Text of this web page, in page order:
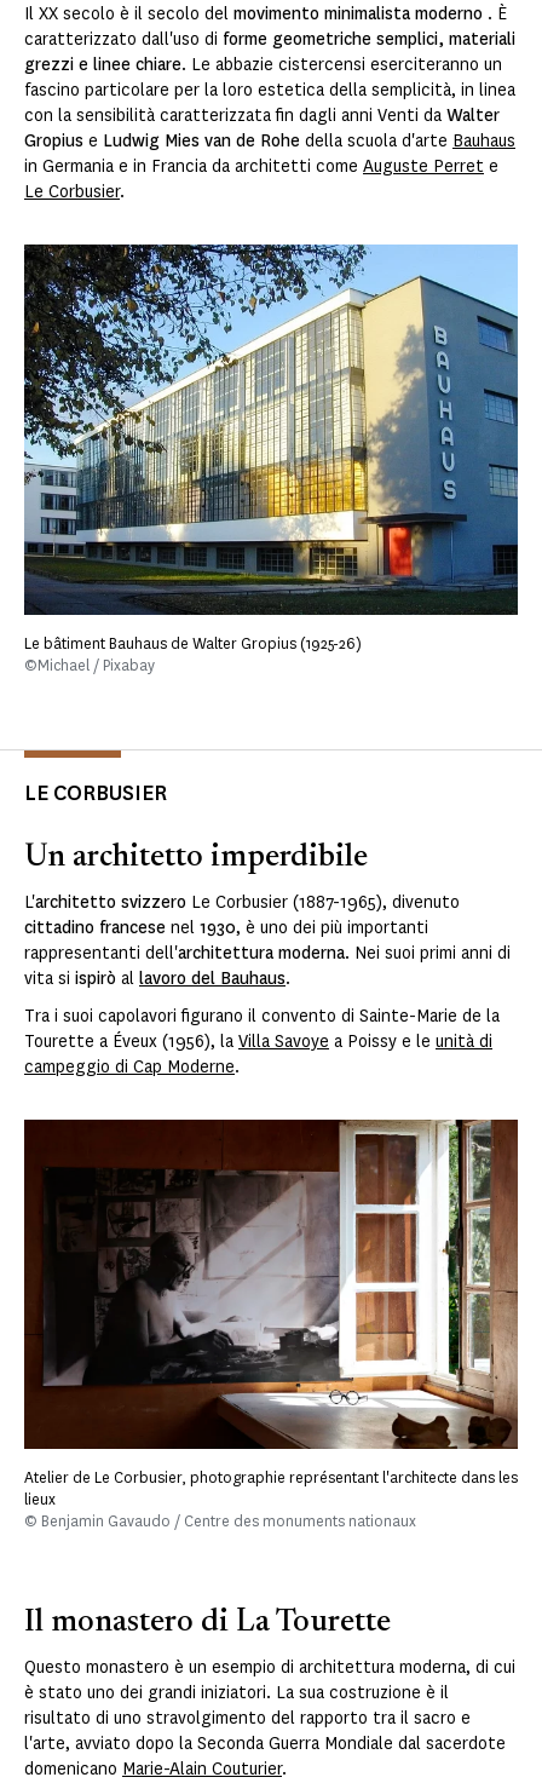
Il XX secolo è il secolo del movimento minimalista moderno . È
caratterizzato dall'uso di forme geometriche semplici, materiali
grezzi e linee chiare. Le abbazie cistercensi eserciteranno un
fascino particolare per la loro estetica della semplicità, in linea
con la sensibilità caratterizzata fin dagli anni Venti da Walter
Gropius e Ludwig Mies van de Rohe della scuola d'arte Bauhaus
in Germania e in Francia da architetti come Auguste Perret e
Le Corbusier.
Le bâtiment Bauhaus de Walter Gropius (1925-26)
©Michael / Pixabay
LE CORBUSIER
Un architetto imperdibile
L'architetto svizzero Le Corbusier (1887-1965), divenuto
cittadino francese nel 1930, è uno dei più importanti
rappresentanti dell'architettura moderna. Nei suoi primi anni di
vita si ispirò al lavoro del Bauhaus.
Tra i suoi capolavori figurano il convento di Sainte-Marie de la
Tourette a Éveux (1956), la Villa Savoye a Poissy e le unità di
campeggio di Cap Moderne.
Atelier de Le Corbusier, photographie représentant l'architecte dans les
lieux
© Benjamin Gavaudo / Centre des monuments nationaux
Il monastero di La Tourette
Questo monastero è un esempio di architettura moderna, di cui
è stato uno dei grandi iniziatori. La sua costruzione è il
risultato di uno stravolgimento del rapporto tra il sacro e
l'arte, avviato dopo la Seconda Guerra Mondiale dal sacerdote
domenicano Marie-Alain Couturier.